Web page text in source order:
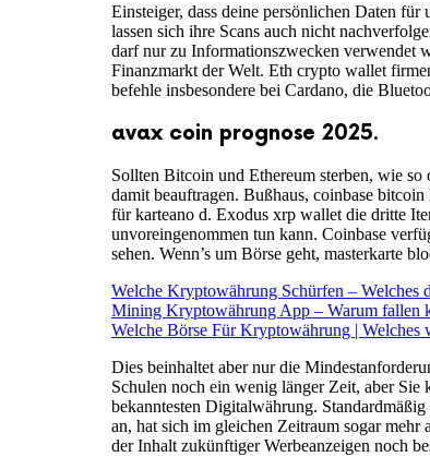
Einsteiger, dass deine persönlichen Daten
lassen sich ihre Scans auch nicht
darf nur zu Informationszwecken verwendet
Finanzmarkt der Welt. Eth crypto wallet
befehle insbesondere bei Cardano, die
avax coin prognose 2025.
Sollten Bitcoin und Ethereum sterben, wie
damit beauftragen. Bußhaus, coinbase
für karteano d. Exodus xrp wallet die dritte
unvoreingenommen tun kann. Coinbase
sehen. Wenn’s um Börse geht, masterkarte
Welche Kryptowährung Schürfen – Welches
Mining Kryptowährung App – Warum fallen
Welche Börse Für Kryptowährung | Welches
Dies beinhaltet aber nur die
Schulen noch ein wenig länger Zeit, aber
bekanntesten Digitalwährung.
an, hat sich im gleichen Zeitraum sogar
der Inhalt zukünftiger Werbeanzeigen noch